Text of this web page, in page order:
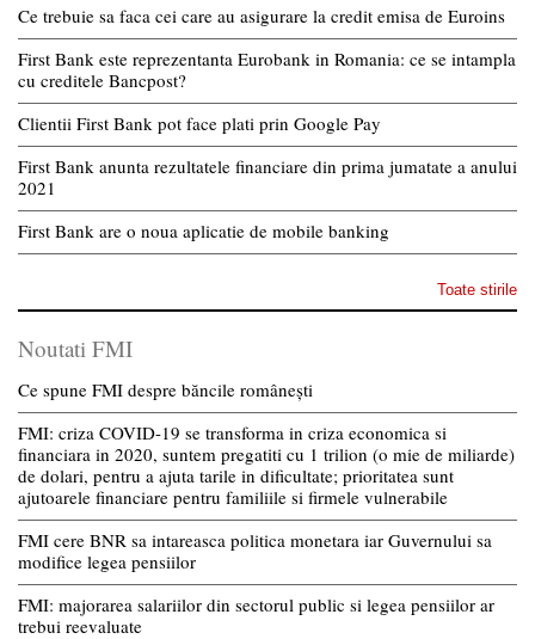
Ce trebuie sa faca cei care au asigurare la credit emisa de Euroins
First Bank este reprezentanta Eurobank in Romania: ce se intampla
cu creditele Bancpost?
Clientii First Bank pot face plati prin Google Pay
First Bank anunta rezultatele financiare din prima jumatate a anului
2021
First Bank are o noua aplicatie de mobile banking
Toate stirile
Noutati FMI
Ce spune FMI despre băncile românești
FMI: criza COVID-19 se transforma in criza economica si
financiara in 2020, suntem pregatiti cu 1 trilion (o mie de miliarde)
de dolari, pentru a ajuta tarile in dificultate; prioritatea sunt
ajutoarele financiare pentru familiile si firmele vulnerabile
FMI cere BNR sa intareasca politica monetara iar Guvernului sa
modifice legea pensiilor
FMI: majorarea salariilor din sectorul public si legea pensiilor ar
trebui reevaluate